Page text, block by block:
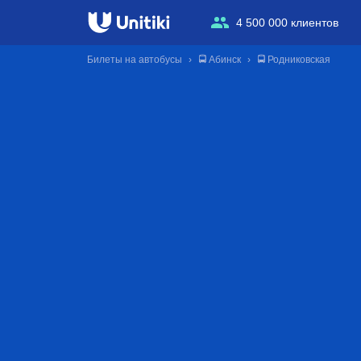
4 500 000 клиентов
Билеты на автобусы 🚍 Абинск 🚍 Родниковская